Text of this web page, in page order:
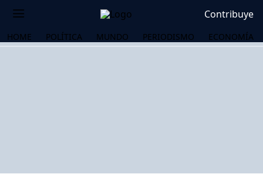
Contribuye
HOME POLÍTICA MUNDO PERIODISMO ECONOMÍA